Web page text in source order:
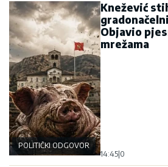
POLITIČKI ODGOVOR
Knežević
Objavio
mrežama
14:45 0